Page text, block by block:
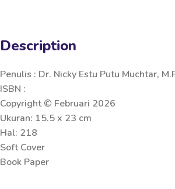
Description
Penulis : Dr. Nicky Estu Putu Muchtar,
ISBN :
Copyright © Februari 2026
Ukuran: 15.5 x 23 cm
Hal: 218
Soft Cover
Book Paper